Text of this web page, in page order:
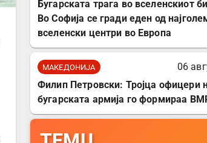
Бугарската трага во вселенскиот
Во Софија се гради еден од
вселенски центри во Европа
МАКЕДОНИЈА
06
Филип Петровски: Тројца офицери
бугарската армија го формираа